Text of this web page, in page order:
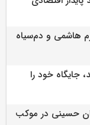
هاشمی و دم‌سیاه
درآمد، جایگاه خود را
حسینی در موکب